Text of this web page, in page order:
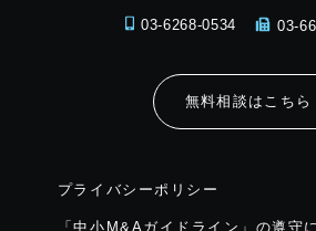
03-6268-0534 03-
無料相談はこちら
プライバシーポリシー
「中小M&Aガイドライン」の遵守